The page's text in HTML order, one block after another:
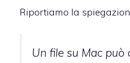
Riportiamo la
Un file su Mac